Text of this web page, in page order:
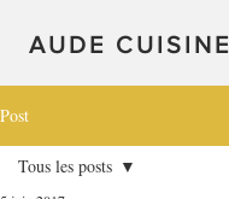
AUDE CUISINE
Post
Tous les posts